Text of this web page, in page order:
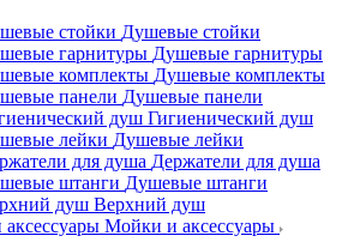
Душевые стойки
Душевые гарнитуры
Душевые комплекты
Душевые панели
Гигиенический душ
Душевые лейки
Держатели для душа
Душевые штанги
Верхний душ
Мойки и аксессуары